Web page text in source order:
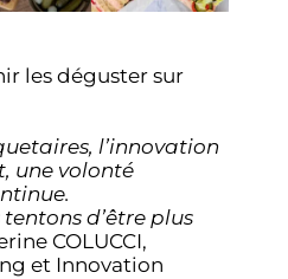
les déguster sur
l’innovation
une volonté
d’être plus
COLUCCI,
et Innovation